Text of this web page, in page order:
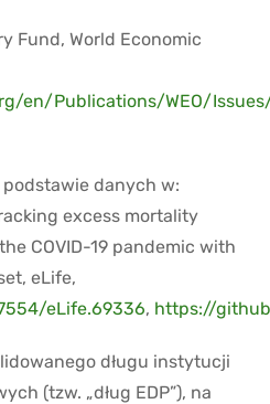
Fund, World Economic
en/Publications/WEO/
podstawie danych w:
excess mortality
COVID-19 pandemic with
eLife,
eLife.69336, https://
długu instytucji
(tzw. „dług EDP”), na